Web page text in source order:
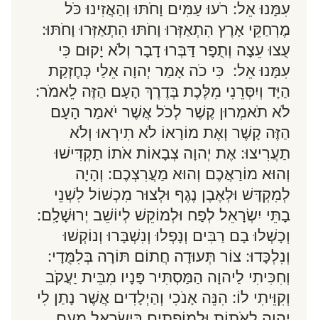
עִמָּנוּ אֵל: רֹעוּ עַמִּים וָחֹתּוּ וְהַאֲזִינוּ כֹּל
מֶרְחַקֵּי אָרֶץ הִתְאַזְּרוּ וָחֹתּוּ הִתְאַזְּרוּ וָחֹתּוּ:
עֻצוּ עֵצָה וְתֻפָר דַּבְּרוּ דָבָר וְלֹא יָקוּם כִּי
עִמָּנוּ אֵל: כִּי כֹה אָמַר יְהוָה אֵלַי כְּחֶזְקַת
הַיָּד וְיִסְּרֵנִי מִלֶּכֶת בְּדֶרֶךְ הָעָם הַזֶּה לֵאמֹר:
לֹא תֹאמְרוּן קֶשֶׁר לְכֹל אֲשֶׁר יֹאמַר הָעָם
הַזֶּה קָשֶׁר וְאֶת מוֹרָאוֹ לֹא תִירְאוּ וְלֹא
תַעֲרִיצוּ: אֶת יְהוָה צְבָאוֹת אֹתוֹ תַקְדִּישׁוּ
וְהוּא מוֹרַאֲכֶם וְהוּא מַעֲרִצְכֶם: וְהָיָה
לְמִקְדָּשׁ וּלְאֶבֶן נֶגֶף וּלְצוּר מִכְשׁוֹל לִשְׁנֵי
בָתֵּי יִשְׂרָאֵל לְפַח וּלְמוֹקֵשׁ לְיוֹשֵׁב יְרוּשָׁלִָם:
וְכָשְׁלוּ בָם רַבִּים וְנָפְלוּ וְנִשְׁבָּרוּ וְנוֹקְשׁוּ
וְנִלְכָּדוּ: צוֹר תְּעוּדָה חֲתוֹם תּוֹרָה בְּלִמֻּדָי:
וְחִכִּיתִי לַיהוָה הַמַּסְתִּיר פָּנָיו מִבֵּית יַעֲקֹב
וְקִוֵּיתִי לוֹ: הִנֵּה אָנֹכִי וְהַיְלָדִים אֲשֶׁר נָתַן לִי